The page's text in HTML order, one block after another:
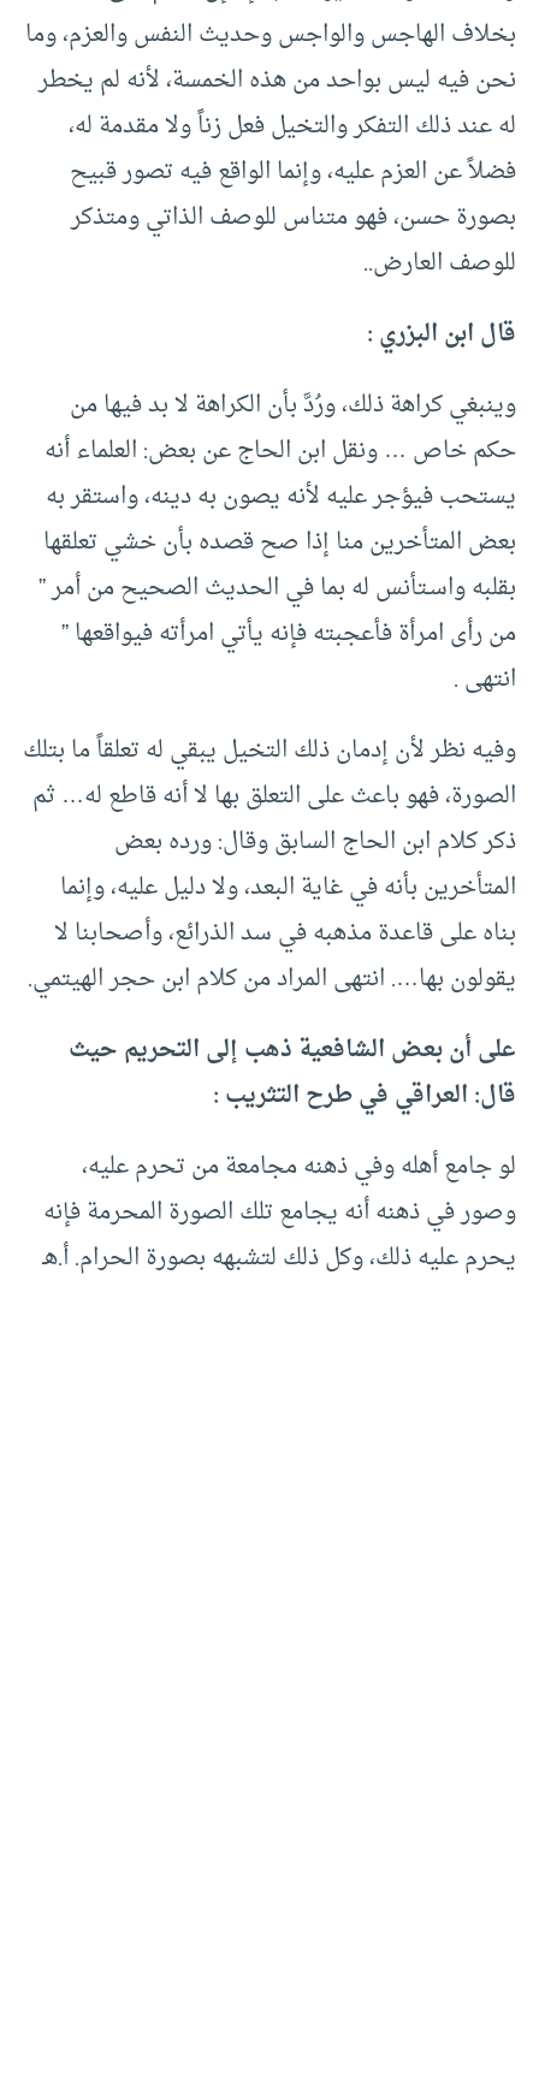
بخلاف الهاجس والواجس وحديث النفس والعزم، وما
نحن فيه ليس بواحد من هذه الخمسة، لأنه لم يخطر
له عند ذلك التفكر والتخيل فعل زناً ولا مقدمة له،
فضلاً عن العزم عليه، وإنما الواقع فيه تصور قبيح
بصورة حسن، فهو متناس للوصف الذاتي ومتذكر
للوصف العارض..
قال ابن البزري :
وينبغي كراهة ذلك، ورُدَّ بأن الكراهة لا بد فيها من
حكم خاص … ونقل ابن الحاج عن بعض: العلماء أنه
يستحب فيؤجر عليه لأنه يصون به دينه، واستقر به
بعض المتأخرين منا إذا صح قصده بأن خشي تعلقها
بقلبه واسـتأنس له بما في الحديث الصحيح من أمر ”
من رأى امرأة فأعجبته فإنه يأتي امرأته فيواقعها ”
انتهى .
وفيه نظر لأن إدمان ذلك التخيل يبقي له تعلقاً ما بتلك
الصورة، فهو باعث على التعلق بها لا أنه قاطع له… ثم
ذكر كلام ابن الحاج السابق وقال: ورده بعض
المتأخرين بأنه في غاية البعد، ولا دليل عليه، وإنما
بناه على قاعدة مذهبه في سد الذرائع، وأصحابنا لا
يقولون بها…. انتهى المراد من كلام ابن حجر الهيتمي.
على أن بعض الشافعية ذهب إلى التحريم حيث
قال: العراقي في طرح التثريب :
لو جامع أهله وفي ذهنه مجامعة من تحرم عليه،
وصور في ذهنه أنه يجامع تلك الصورة المحرمة فإنه
يحرم عليه ذلك، وكل ذلك لتشبهه بصورة الحرام. أ.هـ